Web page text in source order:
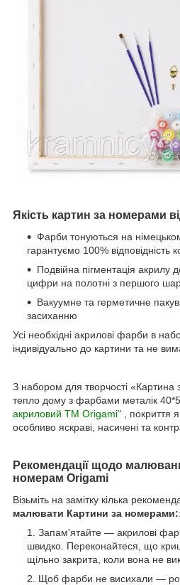
Якість картин за номерами
Фарби тонуються на
гарантуємо 100% відповідність
Подвійна пігментація акрилу
цифри на полотні з першого
Вакуумне та герметичне
засиханню
Усі необхідні акрилові фарби в
індивідуально до картини та не
З набором для творчості
тепло дому з фарбами металік
акриловий ТМ Origami" , покриття
особливо яскраві, насичені та
Рекомендації щодо
номерам Origami
Візьміть на замітку кілька
малювати Картини за номерами::
Запам'ятайте — акрилові
швидко. Переконайтеся, що
щільно закрита, коли вона не
Щоб фарби не висихали —